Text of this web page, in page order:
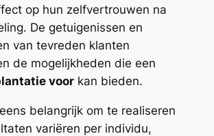
op hun zelfvertrouwen na
De getuigenissen en
van tevreden klanten
de mogelijkheden die een
voorkan bieden.
belangrijk om te realiseren
variëren per individu,